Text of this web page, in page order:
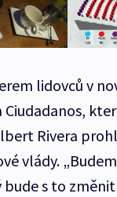
lidovců v
Rivera
vlády.
s to